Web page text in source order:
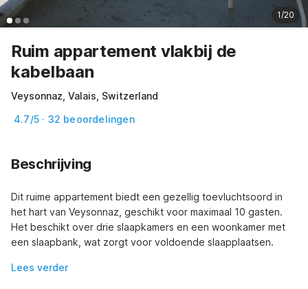
1/20
Ruim appartement vlakbij de
kabelbaan
Veysonnaz, Valais, Switzerland
4.7/5 · 32 beoordelingen
Beschrijving
Dit ruime appartement biedt een gezellig toevluchtsoord in
het hart van Veysonnaz, geschikt voor maximaal 10 gasten.
Het beschikt over drie slaapkamers en een woonkamer met
een slaapbank, wat zorgt voor voldoende slaapplaatsen.
Lees verder